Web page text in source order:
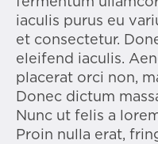
iaculis purus eu
et consectetur.
eleifend iaculis.
placerat orci non,
Donec dictum
Nunc ut felis a
Proin nulla erat,